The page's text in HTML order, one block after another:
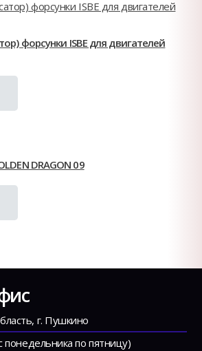
форсунки ISBE для двигателей
DRAGON 09
г. Пушкино
понедельника по пятницу)